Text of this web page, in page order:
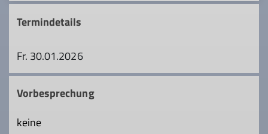
Termindetails
Fr. 30.01.2026
Vorbesprechung
keine